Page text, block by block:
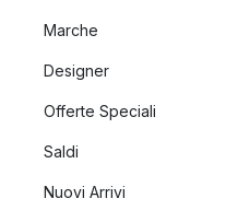
Marche
Designer
Offerte Speciali
Saldi
Nuovi Arrivi